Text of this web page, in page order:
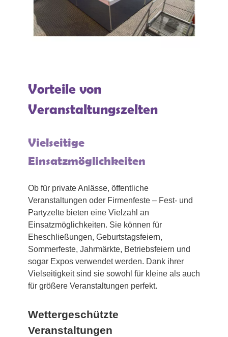
Vorteile von
Veranstaltungszelten
Vielseitige
Einsatzmöglichkeiten
Ob für private Anlässe, öffentliche
Veranstaltungen oder Firmenfeste – Fest- und
Partyzelte bieten eine Vielzahl an
Einsatzmöglichkeiten. Sie können für
Eheschließungen, Geburtstagsfeiern,
Sommerfeste, Jahrmärkte, Betriebsfeiern und
sogar Expos verwendet werden. Dank ihrer
Vielseitigkeit sind sie sowohl für kleine als auch
für größere Veranstaltungen perfekt.
Wettergeschützte
Veranstaltungen